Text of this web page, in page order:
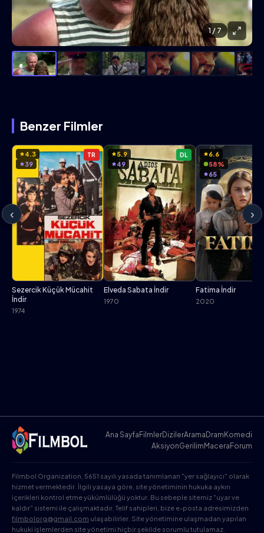
1 / 7
Benzer Filmler
‹
TR
4.3
39
Sezercik Küçük Mücahit
İndir
1974
DL
5.9
49
Elveda Sabata İndir
1970
6.6
58%
65
Fatima İndir
2020
›
Ana SayfaFilmlerDizilerAramaDramKomedi
AksiyonGerilimMaceraForum
Filmbol Organization, 5651 sayılı yasada tanımlanan "yer sağlayıcı" olarak
hizmet vermektedir. İlgili yasaya göre, site yönetiminin hukuka aykırı
içerikleri kontrol etme yükümlülüğü yoktur. Bu sebeple sitemiz "uyar ve
kaldır" sistemi ile çalışmaktadır. Telif sahipleri, bize e-posta adresimizden
filmbolorg@gmail.com ulaşabilirler. Site yönetimine ulaşmadan yapılan
hukuki işlemlerden site yönetimi hiçbir şekilde sorumlu tutulamaz.